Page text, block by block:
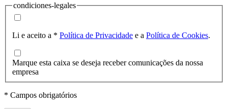
condiciones-legales
Li e aceito a * Política de Privacidade e a Política de Cookies.
Marque esta caixa se deseja receber comunicações da nossa
empresa
* Campos obrigatórios